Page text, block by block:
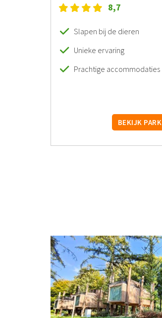
8,7
Slapen bij de dieren
Unieke ervaring
Prachtige accommodaties
BEKIJK PARK